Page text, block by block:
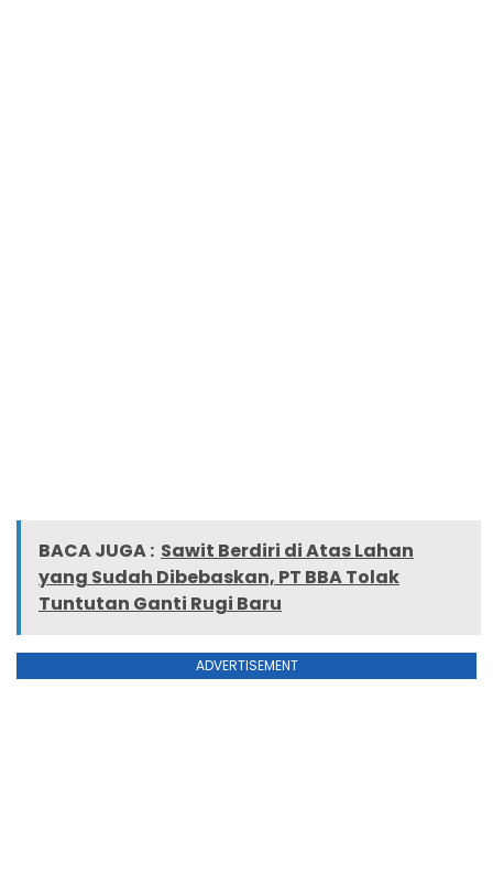
BACA JUGA : Sawit Berdiri di Atas Lahan
yang Sudah Dibebaskan, PT BBA Tolak
Tuntutan Ganti Rugi Baru
ADVERTISEMENT